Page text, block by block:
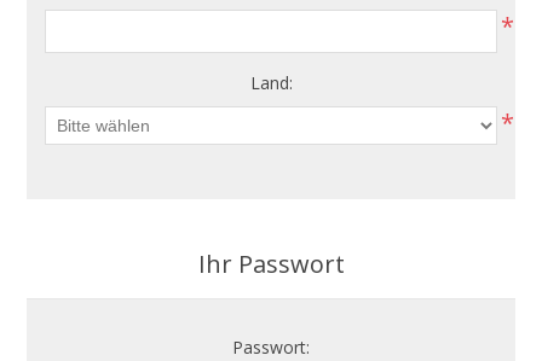
*
Land:
*
Ihr Passwort
Passwort: